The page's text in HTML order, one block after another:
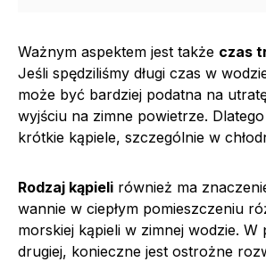
Ważnym aspektem jest także czas
Jeśli spędziliśmy długi czas w
może być bardziej podatna na
wyjściu na zimne powietrze.
krótkie kąpiele, szczególnie w
Rodzaj kąpieli również ma
wannie w ciepłym pomieszczeniu
morskiej kąpieli w zimnej wodzie. W
drugiej, konieczne jest ostrożne